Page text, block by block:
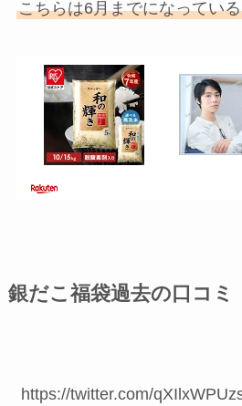
こちらは6月までになってい
銀だこ福袋過去の口コミ
https://twitter.com/